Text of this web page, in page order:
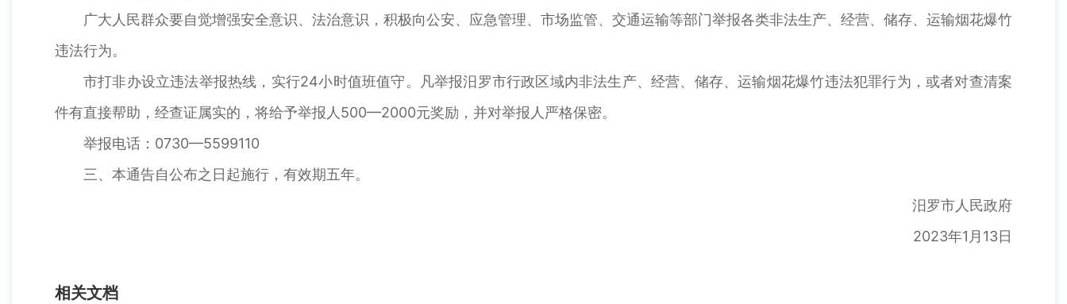
广大人民群众要自觉增强安全意识、法治意识，积极向公安、应急管理、市场监管、交通运输等部门举报各类非法生产、经营、储存、运输烟花爆竹
违法行为。
市打非办设立违法举报热线，实行24小时值班值守。凡举报汨罗市行政区域内非法生产、经营、储存、运输烟花爆竹违法犯罪行为，或者对查清案
件有直接帮助，经查证属实的，将给予举报人500—2000元奖励，并对举报人严格保密。
举报电话：0730—5599110
三、本通告自公布之日起施行，有效期五年。
汨罗市人民政府
2023年1月13日
相关文档